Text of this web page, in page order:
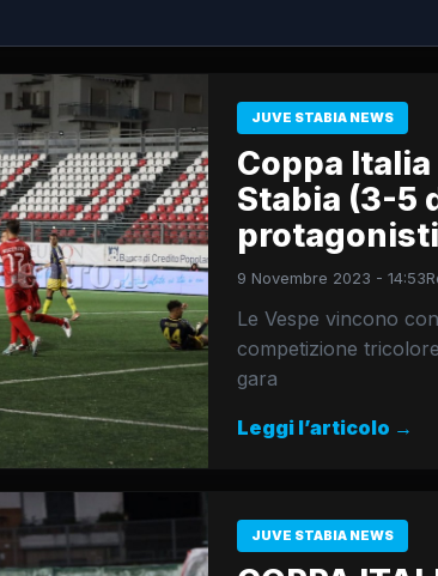
JUVE STABIA NEWS
Coppa
Stabia (3-5
9 Novembre 2023 - 14:53
Le Vespe vincono
competizione
gara
Leggi l’articolo →
JUVE STABIA NEWS